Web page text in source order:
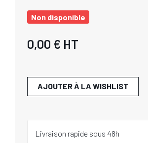
Non disponible
0,00 € HT
AJOUTER À LA WISHLIST
Livraison rapide sous 48h